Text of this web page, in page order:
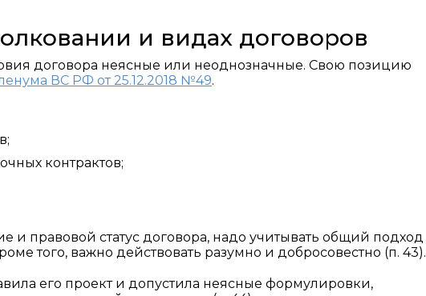
и видах договоров
договора неясные или неоднозначные. Свою позицию
ВС РФ от 25.12.2018 №49.
контрактов;
и правовой статус договора, надо учитывать общий подход
того, важно действовать разумно и добросовестно (п. 43).
его проект и допустила неясные формулировки,